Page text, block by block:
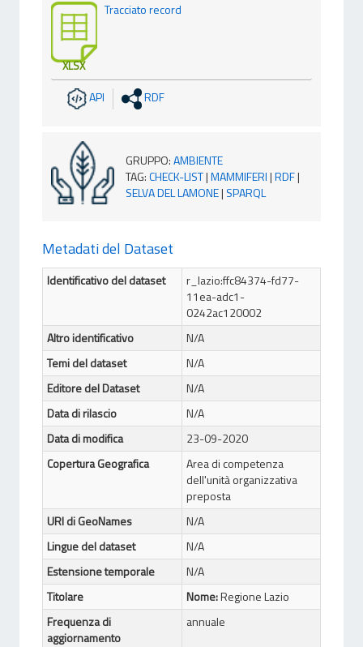
XLSX
Tracciato record
API RDF
GRUPPO:AMBIENTE
TAG:CHECK-LIST|MAMMIFERI|RDF|
SELVA DEL LAMONE| SPARQL
Metadati del Dataset
Identificativo del dataset
r_lazio:ffc84374-fd77-
11ea-adc1-
0242ac120002
Altro identificativo
N/A
Temi del dataset
N/A
Editore del Dataset
N/A
Data di rilascio
N/A
Data di modifica
23-09-2020
Copertura Geografica
Area di competenza
dell'unità organizzativa
preposta
URI di GeoNames
N/A
Lingue del dataset
N/A
Estensione temporale
N/A
Titolare
Nome:Regione Lazio
Frequenza di
aggiornamento
annuale